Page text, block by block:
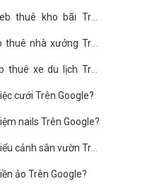
thuê kho bãi Trên
nhà xưởng Trên
thuê xe du lịch Trên
cưới Trên Google?
nails Trên Google?
cảnh sân vườn Trên
ảo Trên Google?